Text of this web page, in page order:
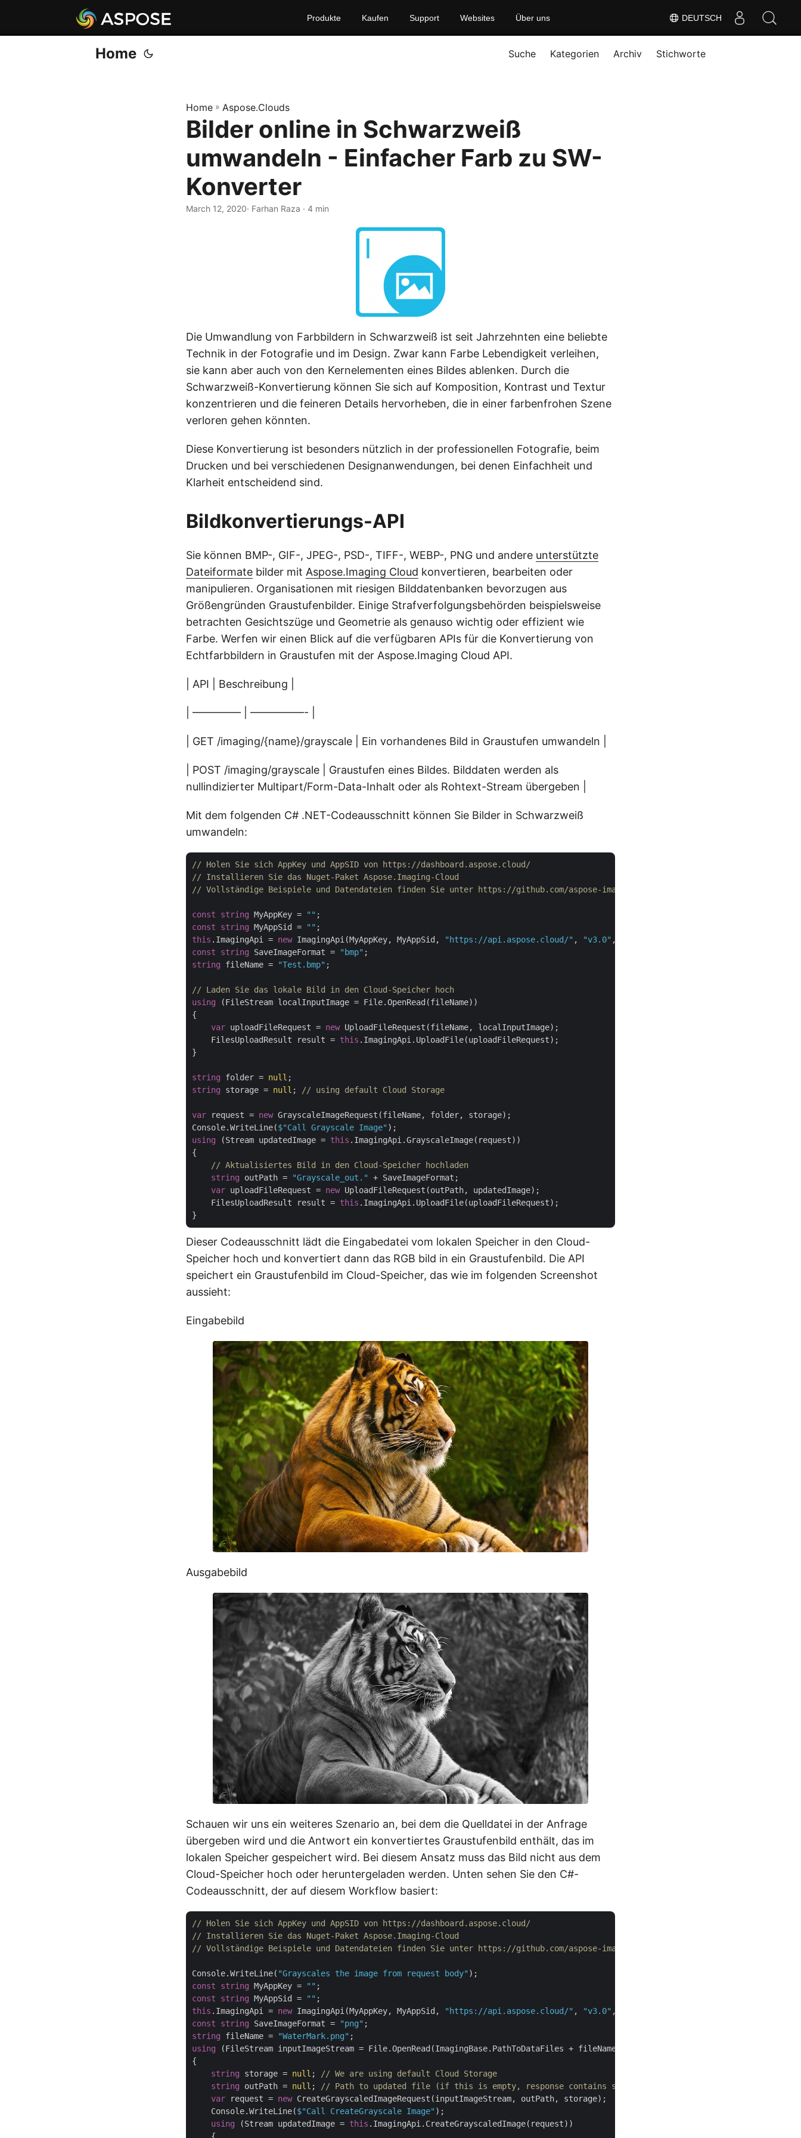
DEUTSCH
Produkte Kaufen Support Websites Über uns
Home Suche Kategorien Archiv Stichworte
Home » Aspose.Clouds
Bilder online in Schwarzweiß
umwandeln - Einfacher Farb zu SW-
Konverter
March 12, 2020· Farhan Raza · 4 min
Die Umwandlung von Farbbildern in Schwarzweiß ist seit Jahrzehnten eine beliebte
Technik in der Fotografie und im Design. Zwar kann Farbe Lebendigkeit verleihen,
sie kann aber auch von den Kernelementen eines Bildes ablenken. Durch die
Schwarzweiß-Konvertierung können Sie sich auf Komposition, Kontrast und Textur
konzentrieren und die feineren Details hervorheben, die in einer farbenfrohen Szene
verloren gehen könnten.
Diese Konvertierung ist besonders nützlich in der professionellen Fotografie, beim
Drucken und bei verschiedenen Designanwendungen, bei denen Einfachheit und
Klarheit entscheidend sind.
Bildkonvertierungs-API
Sie können BMP-, GIF-, JPEG-, PSD-, TIFF-, WEBP-, PNG und andere unterstützte
Dateiformate bilder mit Aspose.Imaging Cloud konvertieren, bearbeiten oder
manipulieren. Organisationen mit riesigen Bilddatenbanken bevorzugen aus
Größengründen Graustufenbilder. Einige Strafverfolgungsbehörden beispielsweise
betrachten Gesichtszüge und Geometrie als genauso wichtig oder effizient wie
Farbe. Werfen wir einen Blick auf die verfügbaren APIs für die Konvertierung von
Echtfarbbildern in Graustufen mit der Aspose.Imaging Cloud API.
| API | Beschreibung |
| ————– | —————- |
| GET /imaging/{name}/grayscale | Ein vorhandenes Bild in Graustufen umwandeln |
| POST /imaging/grayscale | Graustufen eines Bildes. Bilddaten werden als
nullindizierter Multipart/Form-Data-Inhalt oder als Rohtext-Stream übergeben |
Mit dem folgenden C# .NET-Codeausschnitt können Sie Bilder in Schwarzweiß
umwandeln:
// Holen Sie sich AppKey und AppSID von https://dashboard.aspose.cloud/
// Installieren Sie das Nuget-Paket Aspose.Imaging-Cloud
// Vollständige Beispiele und Datendateien finden Sie unter https://github.com/aspose-imaging-cloud/aspose-imaging-cloud-dotnet
const string MyAppKey = ""
const
string MyAppSid = ""
this .ImagingApi = new ImagingApi(MyAppKey, MyAppSid, "https://api.aspose.cloud/" , "v3.0" ,
const
string SaveImageFormat = "bmp"
string fileName = "Test.bmp" ;
// Laden Sie das lokale Bild in den Cloud-Speicher hoch
using (FileStream localInputImage = File.OpenRead(fileName))
{
var uploadFileRequest = new UploadFileRequest(fileName, localInputImage);
    FilesUploadResult result =
this .ImagingApi.UploadFile(uploadFileRequest);
}
string folder = null
string storage = null ; // using default Cloud Storage
var request = new GrayscaleImageRequest(fileName, folder, storage);
Console.WriteLine($"Call Grayscale Image"
using (Stream updatedImage = this .ImagingApi.GrayscaleImage(request))
{
// Aktualisiertes Bild in den Cloud-Speicher hochladen
string outPath = "Grayscale_out."
+ SaveImageFormat;
var uploadFileRequest = new UploadFileRequest(outPath, updatedImage);
    FilesUploadResult result =
this .ImagingApi.UploadFile(uploadFileRequest);
Dieser Codeausschnitt lädt die Eingabedatei vom lokalen Speicher in den Cloud-
Speicher hoch und konvertiert dann das RGB bild in ein Graustufenbild. Die API
speichert ein Graustufenbild im Cloud-Speicher, das wie im folgenden Screenshot
aussieht:
Eingabebild
Ausgabebild
Schauen wir uns ein weiteres Szenario an, bei dem die Quelldatei in der Anfrage
übergeben wird und die Antwort ein konvertiertes Graustufenbild enthält, das im
lokalen Speicher gespeichert wird. Bei diesem Ansatz muss das Bild nicht aus dem
Cloud-Speicher hoch oder heruntergeladen werden. Unten sehen Sie den C#-
Codeausschnitt, der auf diesem Workflow basiert:
// Holen Sie sich AppKey und AppSID von https://dashboard.aspose.cloud/
// Installieren Sie das Nuget-Paket Aspose.Imaging-Cloud
// Vollständige Beispiele und Datendateien finden Sie unter https://github.com/aspose-imaging-cloud/aspose-imaging-cloud-dotnet
Console.WriteLine( "Grayscales the image from request body"
const
string MyAppKey = ""
const
string MyAppSid = ""
this .ImagingApi = new ImagingApi(MyAppKey, MyAppSid, "https://api.aspose.cloud/" , "v3.0" ,
const
string SaveImageFormat = "png"
string fileName = "WaterMark.png"
using (FileStream inputImageStream = File.OpenRead(ImagingBase.PathToDataFiles + fileName))
{
string storage = null ;
// We are using default Cloud Storage
string outPath = null ;
// Path to updated file (if this is empty, response contains streamed image)
var request = new CreateGrayscaledImageRequest(inputImageStream, outPath, storage);
    Console.WriteLine(
$"Call CreateGrayscale Image" );
using (Stream updatedImage = this .ImagingApi.CreateGrayscaledImage(request))